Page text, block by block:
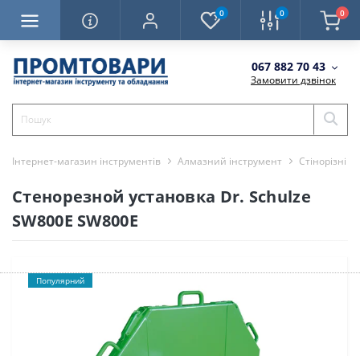
0 0 0
067 882 70 43
Замовити дзвінок
Інтернет-магазин інструментів Алмазний інструмент Стінорізні
Стенорезной установка Dr. Schulze
SW800E SW800E
Популярний